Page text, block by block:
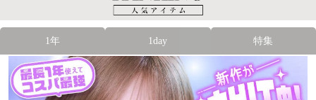
1年 1day 特集